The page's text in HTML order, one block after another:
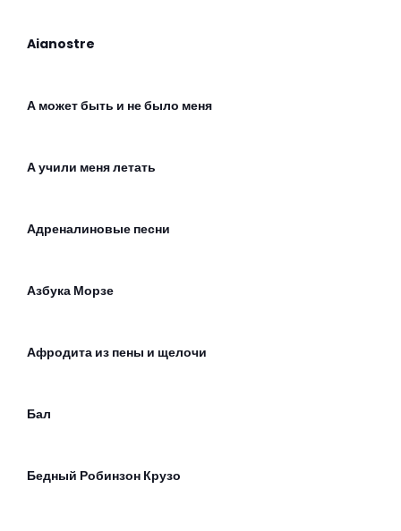
Aianostre
А может быть и не было меня
А учили меня летать
Адреналиновые песни
Азбука Морзе
Афродита из пены и щелочи
Бал
Бедный Робинзон Крузо